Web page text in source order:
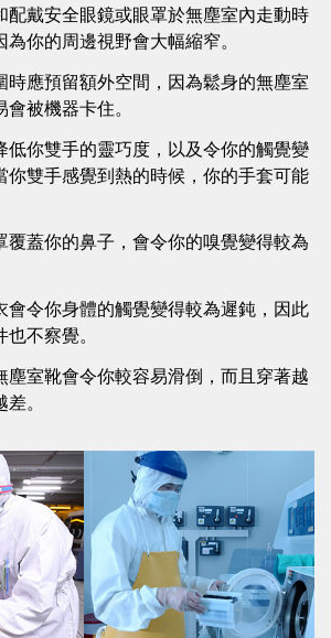
配戴安全眼鏡或眼罩於無塵室內走動時
你的周邊視野會大幅縮窄。
時應預留額外空間，因為鬆身的無塵室
被機器卡住。
低你雙手的靈巧度，以及令你的觸覺變
你雙手感覺到熱的時候，你的手套可能
覆蓋你的鼻子，會令你的嗅覺變得較為
會令你身體的觸覺變得較為遲鈍，因此
不察覺。
塵室靴會令你較容易滑倒，而且穿著越
。